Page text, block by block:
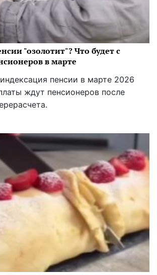
"озолотит"? Что будет с
в марте
пенсии в марте 2026
ждут пенсионеров после